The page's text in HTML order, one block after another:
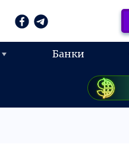
Банки